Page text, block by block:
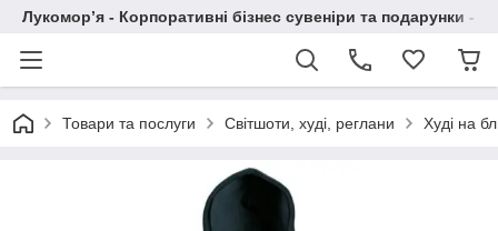
Лукомор’я - Корпоративні бізнес сувеніри та подарунки -
Товари та послуги Світшоти, худі, реглани Худі на